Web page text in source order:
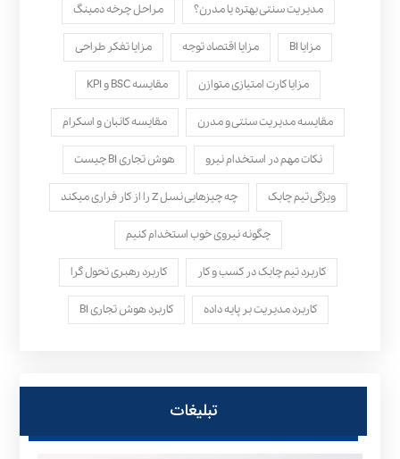
مدیریت سنتی بهتره یا مدرن؟ مراحل چرخه دمینگ
مزایا BI مزایا اقتصاد توجه مزایا تفکر طراحی
مزایا کارت امتیازی متوازن مقایسه BSC و KPI
مقایسه مدیریت سنتی و مدرن مقایسه کانبان و اسکرام
نکات مهم در استخدام نیرو هوش تجاری BI چیست
ویژگی تیم چابک چه چیزهایی نسل Z را از کار فراری میکند
چگونه نیروی خوب استخدام کنیم
کاربرد تیم چابک در کسب و کار کاربرد رهبری تحول‌ گرا
کاربرد مدیریت بر پایه داده کاربرد هوش تجاری BI
تبلیغات